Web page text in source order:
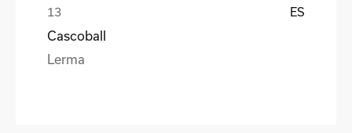
ES
Cascoball
Lerma